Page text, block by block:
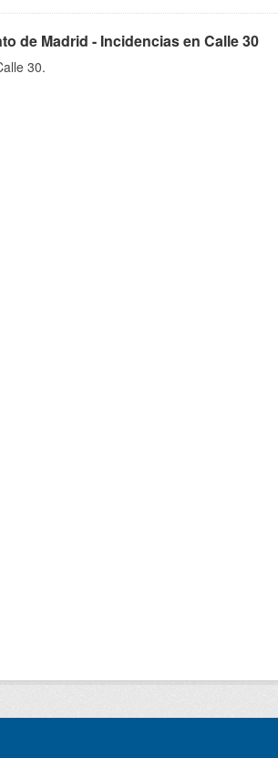
de Madrid - Incidencias en Calle 30
30.